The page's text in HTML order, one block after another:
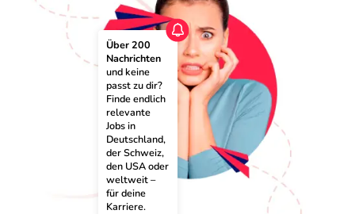
Über 200
Nachrichten
und keine
passt zu dir?
Finde endlich
relevante
Jobs in
Deutschland,
der Schweiz,
den USA oder
weltweit –
für deine
Karriere.